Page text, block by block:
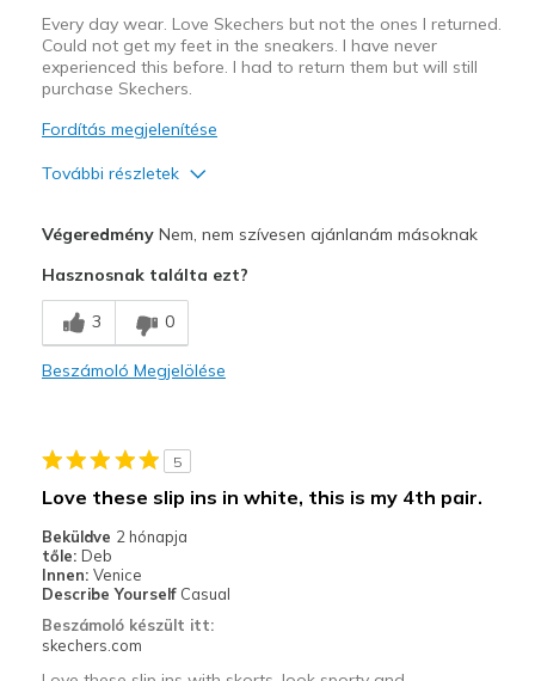
Sizing
Feels true to size
Every day wear. Love Skechers but not the ones I returned.
Could not get my feet in the sneakers. I have never
experienced this before. I had to return them but will still
purchase Skechers.
Fordítás megjelenítése
További részletek
VégeredményNem, nem szívesen ajánlanám másoknak
Hasznosnak találta ezt?
3 0
Beszámoló Megjelölése
5
Love these slip ins in white, this is my 4th pair.
Beküldve 2 hónapja
tőle: Deb
Innen: Venice
Describe Yourself Casual
Beszámoló készült itt:
skechers.com